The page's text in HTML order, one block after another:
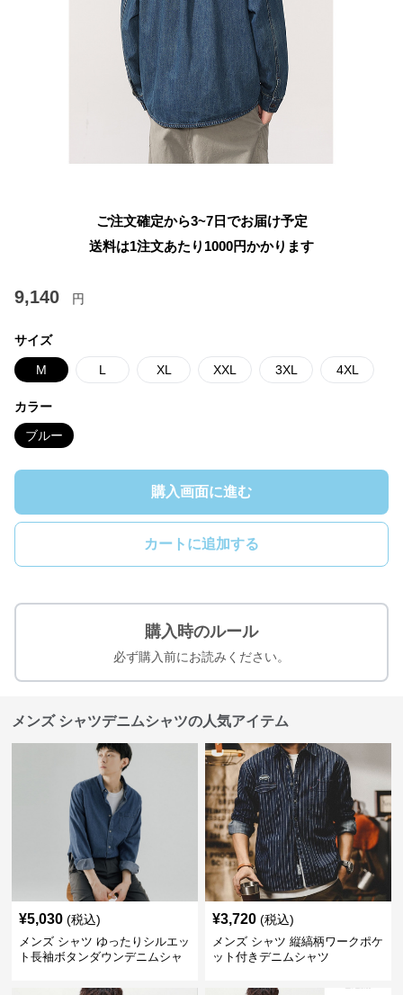
ご注文確定から3~7日でお届け予定
送料は1注文あたり 1000円かかります
9,140 円
サイズ
M L XL XXL 3XL 4XL
カラー
ブルー
購入画面に進む
カートに追加する
購入時のルール
必ず購入前にお読みください。
メンズ シャツデニムシャツの人気アイテム
¥5,030 (税込)
メンズ シャツ ゆったりシルエッ
ト長袖ボタンダウンデニムシャ
¥3,720 (税込)
メンズ シャツ 縦縞柄ワークポケ
ット付きデニムシャツ